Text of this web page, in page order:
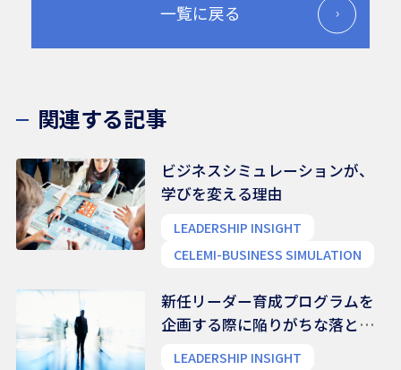
一覧に戻る
関連する記事
ビジネスシミュレーションが、
学びを変える理由
LEADERSHIP INSIGHT
CELEMI-BUSINESS SIMULATION
新任リーダー育成プログラムを
企画する際に陥りがちな落とし
LEADERSHIP INSIGHT